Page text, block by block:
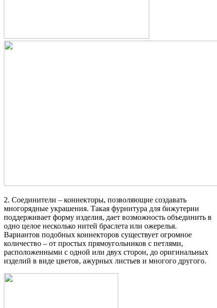
2. Соединители – коннекторы, позволяющие создавать
многорядные украшения. Такая фурнитура для бижутерии
поддерживает форму изделия, дает возможность объединить в
одно целое несколько нитей браслета или ожерелья.
Вариантов подобных коннекторов существует огромное
количество – от простых прямоугольников с петлями,
расположенными с одной или двух сторон, до оригинальных
изделий в виде цветов, ажурных листьев и многого другого.